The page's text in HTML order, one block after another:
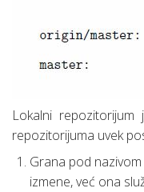
Lokalni
repozitorijuma uvek
Grana pod
izmene, već ona